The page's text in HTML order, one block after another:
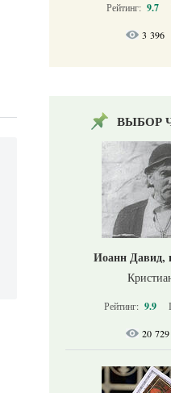
Рейтинг: 9.7
3 396
ВЫБОР
Иоанн Давид,
Рейтинг: 9.9
20 729